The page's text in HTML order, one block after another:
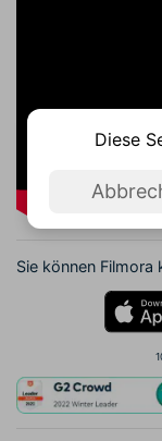
Sie können
Diese